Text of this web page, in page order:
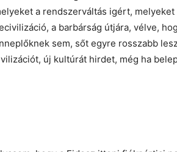
a rendszerváltás igért,
a barbárság útjára, vélve,
sem, sőt egyre rosszabb
új kultúrát hirdet, még ha